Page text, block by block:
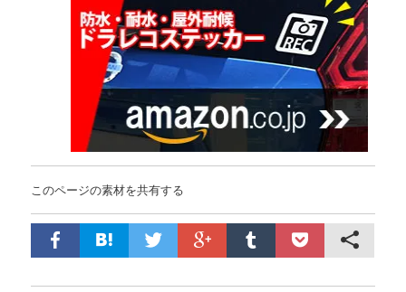
このページの素材を共有する